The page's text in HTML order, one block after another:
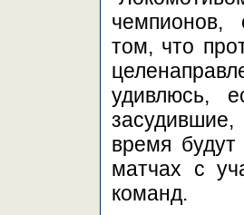
чемпионов,
том, что
удивлюсь,
время
матчах с
команд.